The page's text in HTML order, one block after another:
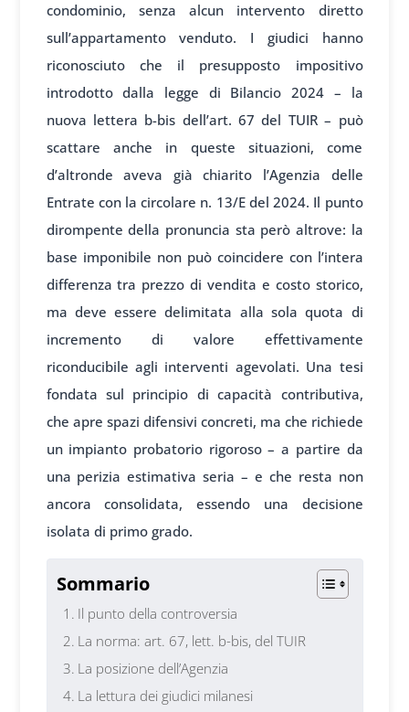
condominio, senza alcun intervento diretto
sull’appartamento venduto. I giudici hanno
riconosciuto che il presupposto impositivo
introdotto dalla legge di Bilancio 2024 – la
nuova lettera b-bis dell’art. 67 del TUIR – può
scattare anche in queste situazioni, come
d’altronde aveva già chiarito l’Agenzia delle
Entrate con la circolare n. 13/E del 2024. Il punto
dirompente della pronuncia sta però altrove: la
base imponibile non può coincidere con l’intera
differenza tra prezzo di vendita e costo storico,
ma deve essere delimitata alla sola quota di
incremento di valore effettivamente
riconducibile agli interventi agevolati. Una tesi
fondata sul principio di capacità contributiva,
che apre spazi difensivi concreti, ma che richiede
un impianto probatorio rigoroso – a partire da
una perizia estimativa seria – e che resta non
ancora consolidata, essendo una decisione
isolata di primo grado.
Sommario
Il punto della controversia
La norma: art. 67, lett. b-bis, del TUIR
La posizione dell’Agenzia
La lettura dei giudici milanesi